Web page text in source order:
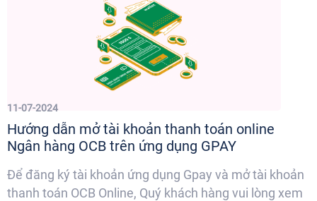
11-07-2024
Hướng dẫn mở tài khoản thanh toán online
Ngân hàng OCB trên ứng dụng GPAY
Để đăng ký tài khoản ứng dụng Gpay và mở tài khoản
thanh toán OCB Online, Quý khách hàng vui lòng xem